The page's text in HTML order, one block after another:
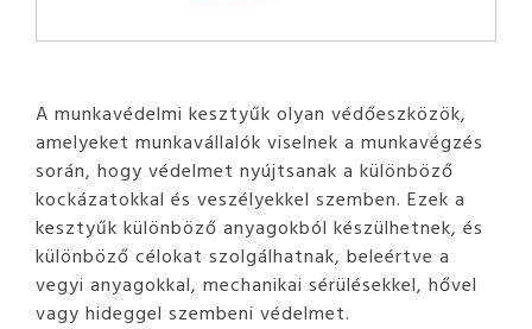
A munkavédelmi kesztyűk olyan védőeszközök,
amelyeket munkavállalók viselnek a munkavégzés
során, hogy védelmet nyújtsanak a különböző
kockázatokkal és veszélyekkel szemben. Ezek a
kesztyűk különböző anyagokból készülhetnek, és
különböző célokat szolgálhatnak, beleértve a
vegyi anyagokkal, mechanikai sérülésekkel, hővel
vagy hideggel szembeni védelmet.